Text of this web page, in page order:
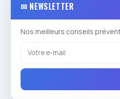
✉ NEWSLETTER
Nos meilleurs conseils